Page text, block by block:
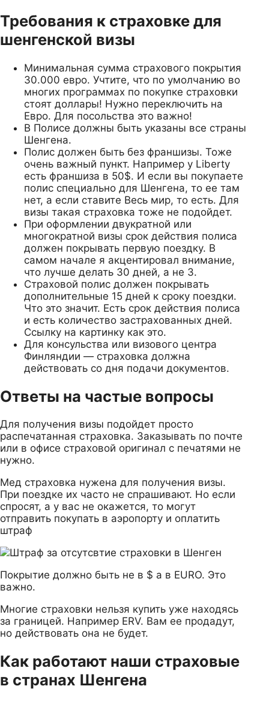
Требования к страховке для
шенгенской визы
Минимальная сумма страхового покрытия
30.000 евро. Учтите, что по умолчанию во
многих программах по покупке страховки
стоят доллары! Нужно переключить на
Евро. Для посольства это важно!
В Полисе должны быть указаны все страны
Шенгена.
Полис должен быть без франшизы. Тоже
очень важный пункт. Например у Liberty
есть франшиза в 50$. И если вы покупаете
полис специально для Шенгена, то ее там
нет, а если ставите Весь мир, то есть. Для
визы такая страховка тоже не подойдет.
При оформлении двукратной или
многократной визы срок действия полиса
должен покрывать первую поездку. В
самом начале я акцентировал внимание,
что лучше делать 30 дней, а не 3.
Страховой полис должен покрывать
дополнительные 15 дней к сроку поездки.
Что это значит. Есть срок действия полиса
и есть количество застрахованных дней.
Ссылку на картинку как это.
Для консульства или визового центра
Финляндии — страховка должна
действовать со дня подачи документов.
Ответы на частые вопросы
Для получения визы подойдет просто
распечатанная страховка. Заказывать по почте
или в офисе страховой оригинал с печатями не
нужно.
Мед страховка нужена для получения визы.
При поездке их часто не спрашивают. Но если
спросят, а у вас не окажется, то могут
отправить покупать в аэропорту и оплатить
штраф
Покрытие должно быть не в $ а в EURO. Это
важно.
Многие страховки нельзя купить уже находясь
за границей. Например ERV. Вам ее продадут,
но действовать она не будет.
Как работают наши страховые
в странах Шенгена